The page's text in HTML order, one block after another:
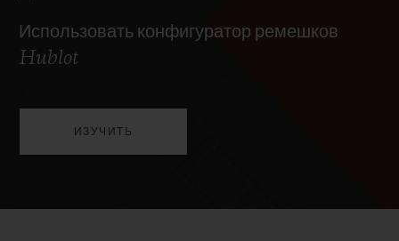
Использовать конфигуратор ремешков
Hublot
ИЗУЧИТЬ